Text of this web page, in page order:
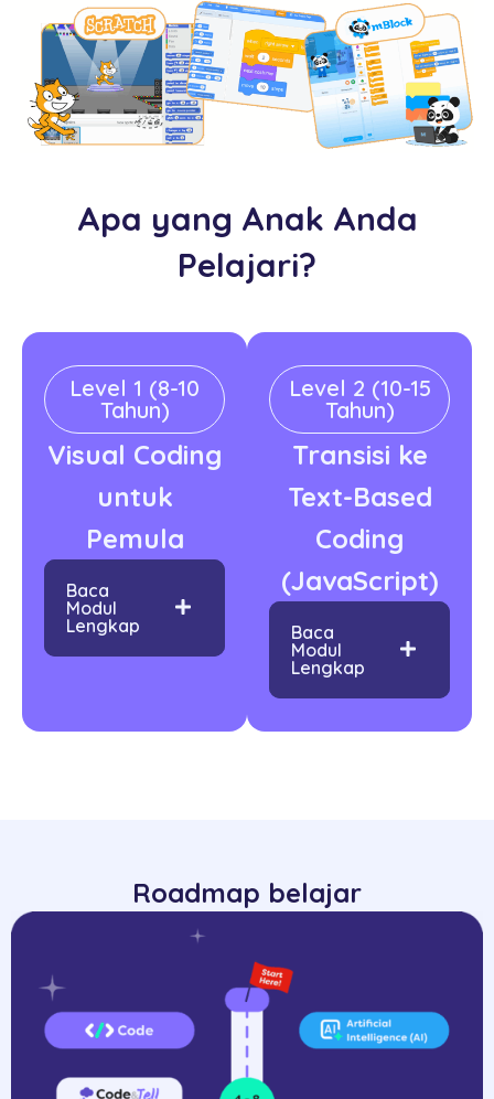
Apa yang Anak Anda
Pelajari?
Level 1 (8-10
Tahun)
Visual Coding
untuk
Pemula
Baca
Modul
Lengkap
Level 2 (10-15
Tahun)
Transisi ke
Text-Based
Coding
(JavaScript)
Baca
Modul
Lengkap
Roadmap belajar